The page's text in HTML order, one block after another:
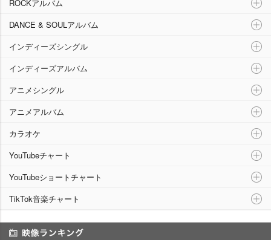
ROCKアルバム
DANCE & SOULアルバム
インディーズシングル
インディーズアルバム
アニメシングル
アニメアルバム
カラオケ
YouTubeチャート
YouTubeショートチャート
TikTok音楽チャート